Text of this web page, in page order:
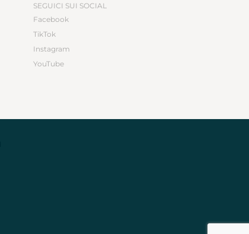
SEGUICI SUI SOCIAL
Facebook
TikTok
Instagram
YouTube